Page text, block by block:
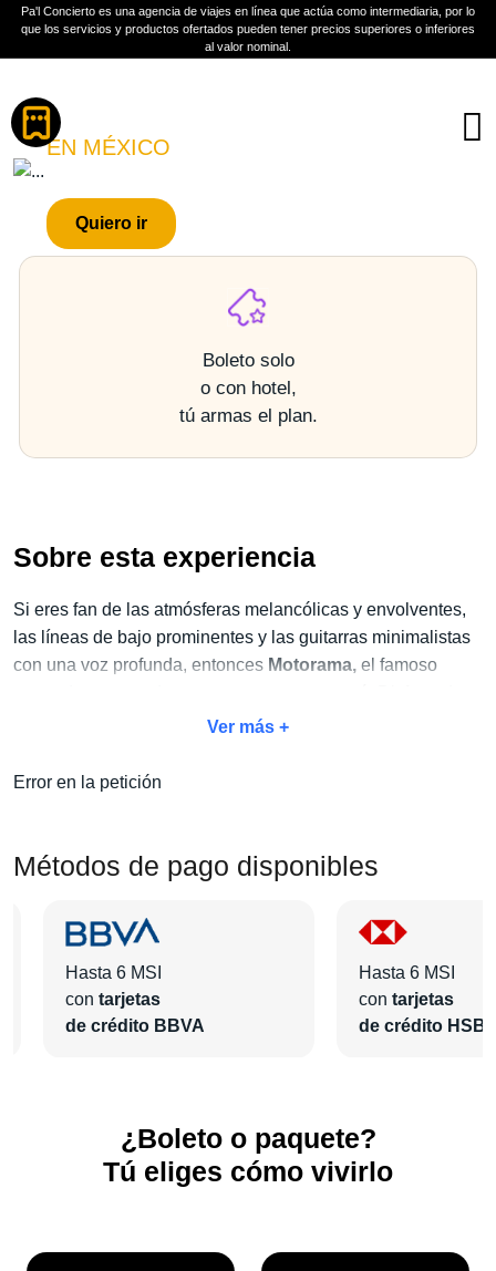
Pa'l Concierto es una agencia de viajes en línea que actúa como intermediaria, por lo
que los servicios y productos ofertados pueden tener precios superiores o inferiores
al valor nominal.
Boletos
MOTORAMA
EN MÉXICO
Quiero ir
Boleto solo
o con hotel,
tú armas el plan.
Sobre esta experiencia
Si eres fan de las atmósferas melancólicas y envolventes,
las líneas de bajo prominentes y las guitarras minimalistas
con una voz profunda, entonces Motorama, el famoso
sus próximas presentaciones en vivo y no dejes pasar la
también de todas las amenidades adicionales que harán de
tu estancia algo inolvidable:
traslados, tours, desayunos
Elige tu categoría de boleto favorita, selecciona el hotel que
más te guste y agrega las actividades extras que desees.
Ver más +
Error en la petición
Métodos de pago disponibles
Hasta 6 MSI
con tarjetas
de crédito BBVA
Hasta 6 MSI
con tarjetas
de crédito
¿Boleto o paquete?
Tú eliges cómo vivirlo